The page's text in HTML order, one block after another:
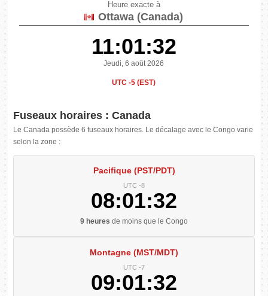
Heure exacte à
Ottawa (Canada)
11:01:32
Jeudi, 6 août 2026
UTC -5 (EST)
Fuseaux horaires : Canada
Le Canada possède 6 fuseaux horaires. Le décalage avec le Congo varie
selon la zone :
Pacifique (PST/PDT)
UTC -8
08:01:32
9 heures de moins que le Congo
Montagne (MST/MDT)
UTC -7
09:01:32